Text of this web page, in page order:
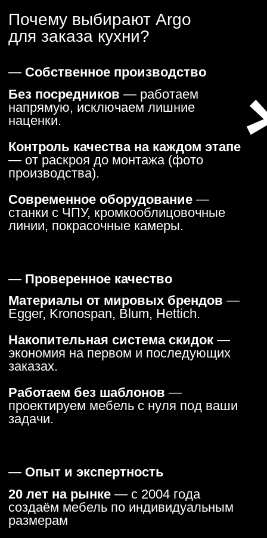
Рассчитайте
стоимость мебели
Свяжемся с Вами и обсудим детали
Стоимость кухни на заказ в
Сургуте — примеры с ценами
HPL, метабоксы Boyard): от 250 000 ₽.
Угловая кухня 2,5 × 1,8 м (МДФ-эмаль,
столешница HPL-премиум, метабоксы с
Кухня-гостиная 3,5 × 2,4 м с островом(пластик
HPL, кварцевый агломерат, Blum Legrabox): от
шариковые направляющие): от 180 000 ₽.
Точную стоимость вашей кухни рассчитаем
бесплатно после замера — оставьте заявку, и
дизайнер подготовит 3D-проект с детальной
сметой в течение 1–2 дней.